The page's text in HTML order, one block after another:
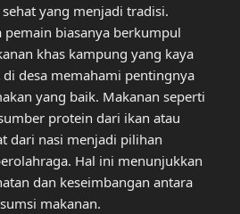
yang menjadi tradisi.
pemain biasanya berkumpul
khas kampung yang kaya
desa memahami pentingnya
yang baik. Makanan seperti
protein dari ikan atau
dari nasi menjadi pilihan
Hal ini menunjukkan
dan keseimbangan antara
makanan.